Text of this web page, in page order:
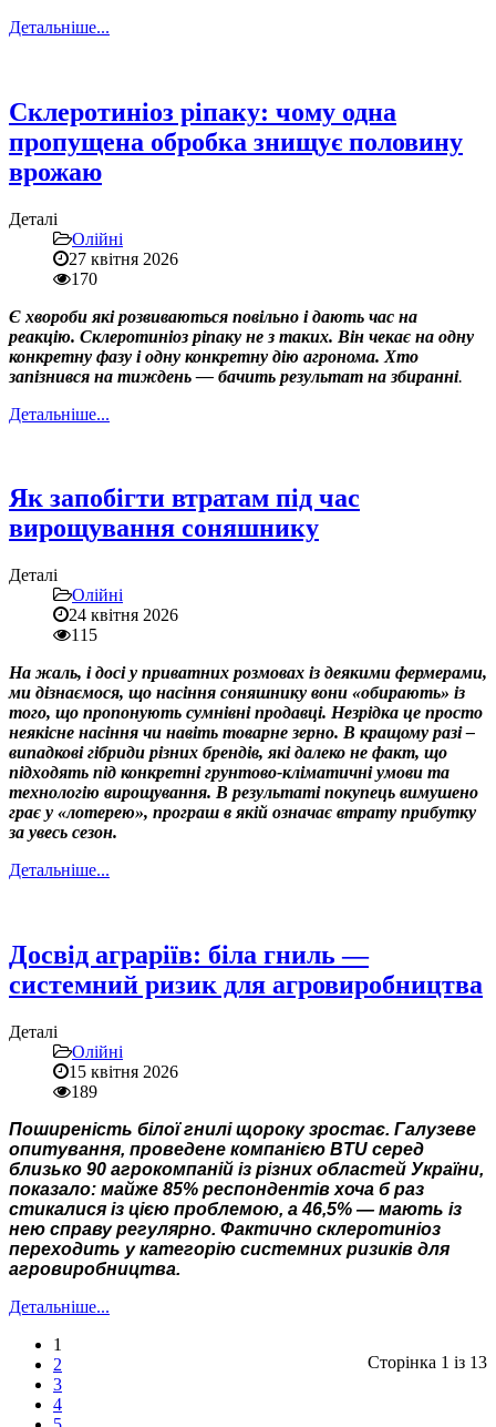
Детальніше...
Склеротиніоз ріпаку: чому одна
пропущена обробка знищує половину
врожаю
Деталі
Олійні
27 квітня 2026
170
Є хвороби які розвиваються повільно і дають час на
реакцію. Склеротиніоз ріпаку не з таких. Він чекає на одну
конкретну фазу і одну конкретну дію агронома. Хто
запізнився на тиждень — бачить результат на збиранні.
Детальніше...
Як запобігти втратам під час
вирощування соняшнику
Деталі
Олійні
24 квітня 2026
115
На жаль, і досі у приватних розмовах із деякими фермерами,
ми дізнаємося, що насіння соняшнику вони «обирають» із
того, що пропонують сумнівні продавці. Незрідка це просто
неякісне насіння чи навіть товарне зерно. В кращому разі –
випадкові гібриди різних брендів, які далеко не факт, що
підходять під конкретні грунтово-кліматичні умови та
технологію вирощування. В результаті покупець вимушено
грає у «лотерею», програш в якій означає втрату прибутку
за увесь сезон.
Детальніше...
Досвід аграріїв: біла гниль —
системний ризик для агровиробництва
Деталі
Олійні
15 квітня 2026
189
Поширеність білої гнилі щороку зростає. Галузеве
опитування, проведене компанією BTU серед
близько 90 агрокомпаній із різних областей України,
показало: майже 85% респондентів хоча б раз
стикалися із цією проблемою, а 46,5% — мають із
нею справу регулярно. Фактично склеротиніоз
переходить у категорію системних ризиків для
агровиробництва.
Детальніше...
Сторінка 1 із 13
1
2
3
4